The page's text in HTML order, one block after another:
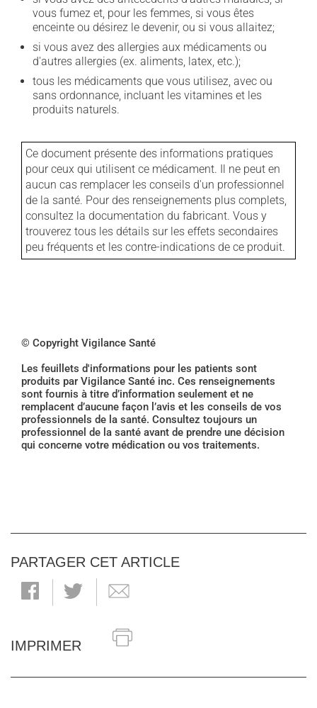
vous fumez et, pour les femmes, si vous êtes
enceinte ou désirez le devenir, ou si vous allaitez;
si vous avez des allergies aux médicaments ou
d'autres allergies (ex. aliments, latex, etc.);
tous les médicaments que vous utilisez, avec ou
sans ordonnance, incluant les vitamines et les
produits naturels.
Ce document présente des informations pratiques
pour ceux qui utilisent ce médicament. Il ne peut en
aucun cas remplacer les conseils d'un professionnel
de la santé. Pour des renseignements plus complets,
consultez la documentation du fabricant. Vous y
trouverez tous les détails sur les effets secondaires
peu fréquents et les contre-indications de ce produit.
© Copyright Vigilance Santé
Les feuillets d'informations pour les patients sont
produits par Vigilance Santé inc. Ces renseignements
sont fournis à titre d’information seulement et ne
remplacent d’aucune façon l’avis et les conseils de vos
professionnels de la santé. Consultez toujours un
professionnel de la santé avant de prendre une décision
qui concerne votre médication ou vos traitements.
PARTAGER CET ARTICLE
IMPRIMER